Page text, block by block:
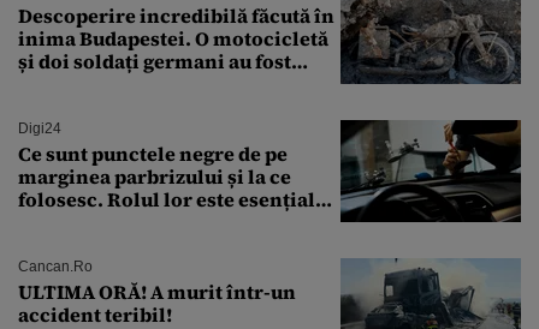
Descoperire incredibilă făcută în
inima Budapestei. O motocicletă
și doi soldați germani au fost
Digi24
Ce sunt punctele negre de pe
marginea parbrizului și la ce
folosesc. Rolul lor este esențial
Cancan.ro
ULTIMA ORĂ! A murit într-un
accident teribil!